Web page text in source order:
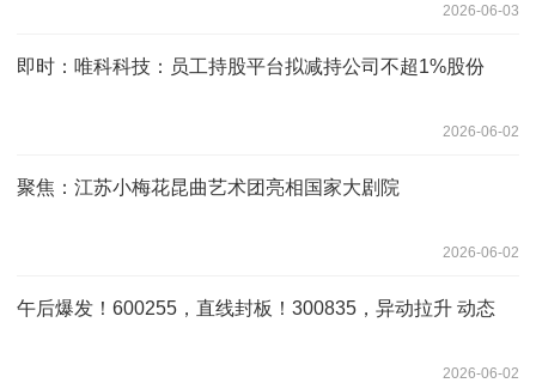
2026-06-03
即时：唯科科技：员工持股平台拟减持公司不超1%股份
2026-06-02
聚焦：江苏小梅花昆曲艺术团亮相国家大剧院
2026-06-02
午后爆发！600255，直线封板！300835，异动拉升 动态
2026-06-02